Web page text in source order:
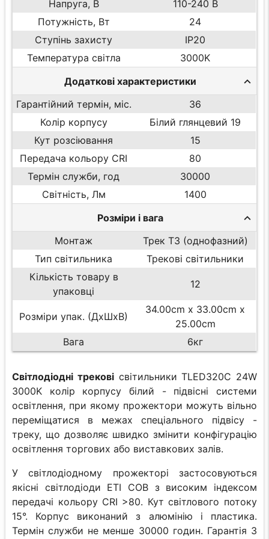
Напруга, В
110-240 В
Потужність, Вт
24
Ступінь захисту
IP20
Температура світла
3000K
Додаткові характеристики
Гарантійний термін, міс.
36
Колір корпусу
Білий глянцевий 19
Кут розсіювання
15
Передача кольору CRI
80
Термін служби, год
30000
Світність, Лм
1400
Розміри і вага
Монтаж
Трек T3 (однофазний)
Тип світильника
Трекові світильники
Кількість товару в
упаковці
12
Розміри упак. (ДхШхВ)
34.00cm x 33.00cm x
25.00cm
Вага
6кг
Світлодіодні трековісвітильники TLED320C 24W
3000K колір корпусу білий - підвісні системи
освітлення, при якому прожектори можуть вільно
переміщатися в межах спеціального підвісу -
треку, що дозволяє швидко змінити конфігурацію
освітлення торгових або виставкових залів.
У світлодіодному прожекторі застосовуються
якісні світлодіоди ETI COB з високим індексом
передачі кольору CRI >80. Кут світлового потоку
15°. Корпус виконаний з алюмінію і пластика.
Термін служби не менше 30000 годин. Гарантія 3